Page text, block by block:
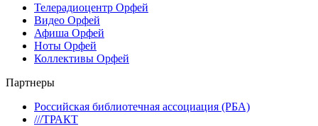
Телерадиоцентр Орфей
Видео Орфей
Афиша Орфей
Ноты Орфей
Коллективы Орфей
Партнеры
Российская библиотечная ассоциация (РБА)
///ТРАКТ